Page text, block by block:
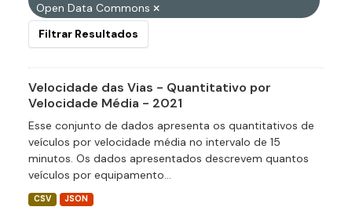
Open Data Commons
Filtrar Resultados
Velocidade das Vias - Quantitativo por
Velocidade Média - 2021
Esse conjunto de dados apresenta os quantitativos de
veículos por velocidade média no intervalo de 15
minutos. Os dados apresentados descrevem quantos
veículos por equipamento...
CSV JSON